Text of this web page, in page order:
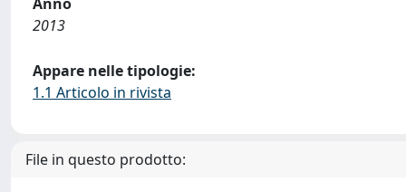
2013
Appare nelle tipologie:
1.1 Articolo in rivista
File in questo prodotto: